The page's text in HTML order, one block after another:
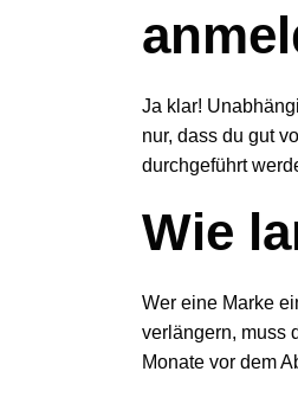
Ja klar!
nur, dass du gut
durchgeführt
Wie
Wer eine Marke
verlängern, muss
Monate vor dem